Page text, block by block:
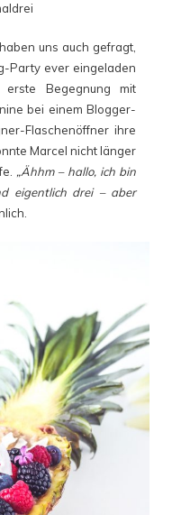
uns auch gefragt,
Party ever eingeladen
Begegnung mit
bei einem Blogger-
Flaschenöffner ihre
Marcel nicht länger
„Ähhm – hallo, ich bin
eigentlich drei – aber